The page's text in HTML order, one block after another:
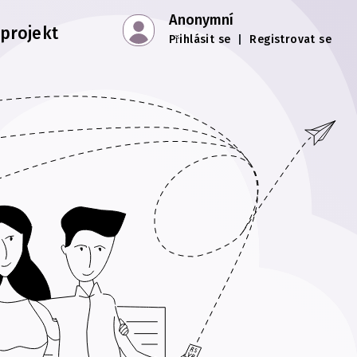
Anonymní
Přihlásit se Registrovat se